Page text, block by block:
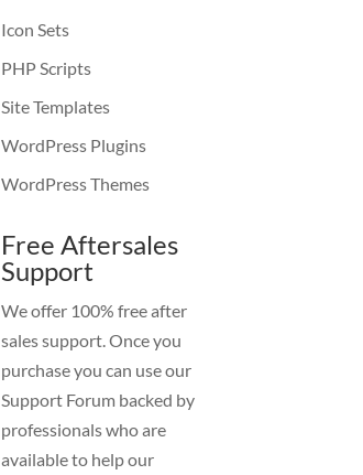
Icon Sets
PHP Scripts
Site Templates
WordPress Plugins
WordPress Themes
Free Aftersales
Support
We offer 100% free after
sales support. Once you
purchase you can use our
Support Forum backed by
professionals who are
available to help our